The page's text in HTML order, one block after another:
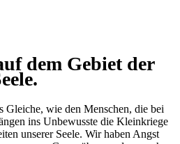
dem Gebiet der
Gleiche, wie den Menschen, die bei
ins Unbewusste die Kleinkriege
unserer Seele. Wir haben Angst